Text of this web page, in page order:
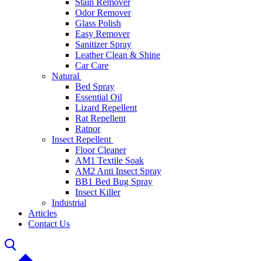
Stain Remover
Odor Remover
Glass Polish
Easy Remover
Sanitizer Spray
Leather Clean & Shine
Car Care
Natural
Bed Spray
Essential Oil
Lizard Repellent
Rat Repellent
Ratnor
Insect Repellent
Floor Cleaner
AM1 Textile Soak
AM2 Anti Insect Spray
BB1 Bed Bug Spray
Insect Killer
Industrial
Articles
Contact Us